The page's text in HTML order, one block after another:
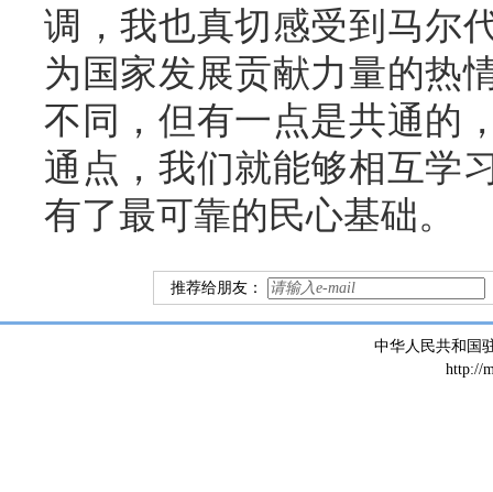
调，我也真切感受到马尔
为国家发展贡献力量的热
不同，但有一点是共通的
通点，我们就能够相互学
有了最可靠的民心基础。
推荐给朋友：
中华人民共和国
http://